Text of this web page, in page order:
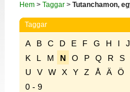
Hem> Taggar> Tutanchamon,
Taggar
A B C D E F G H I
J
K
L M N O P Q R S
U
V W X Y Z Å Ä
Ö
0 - 9